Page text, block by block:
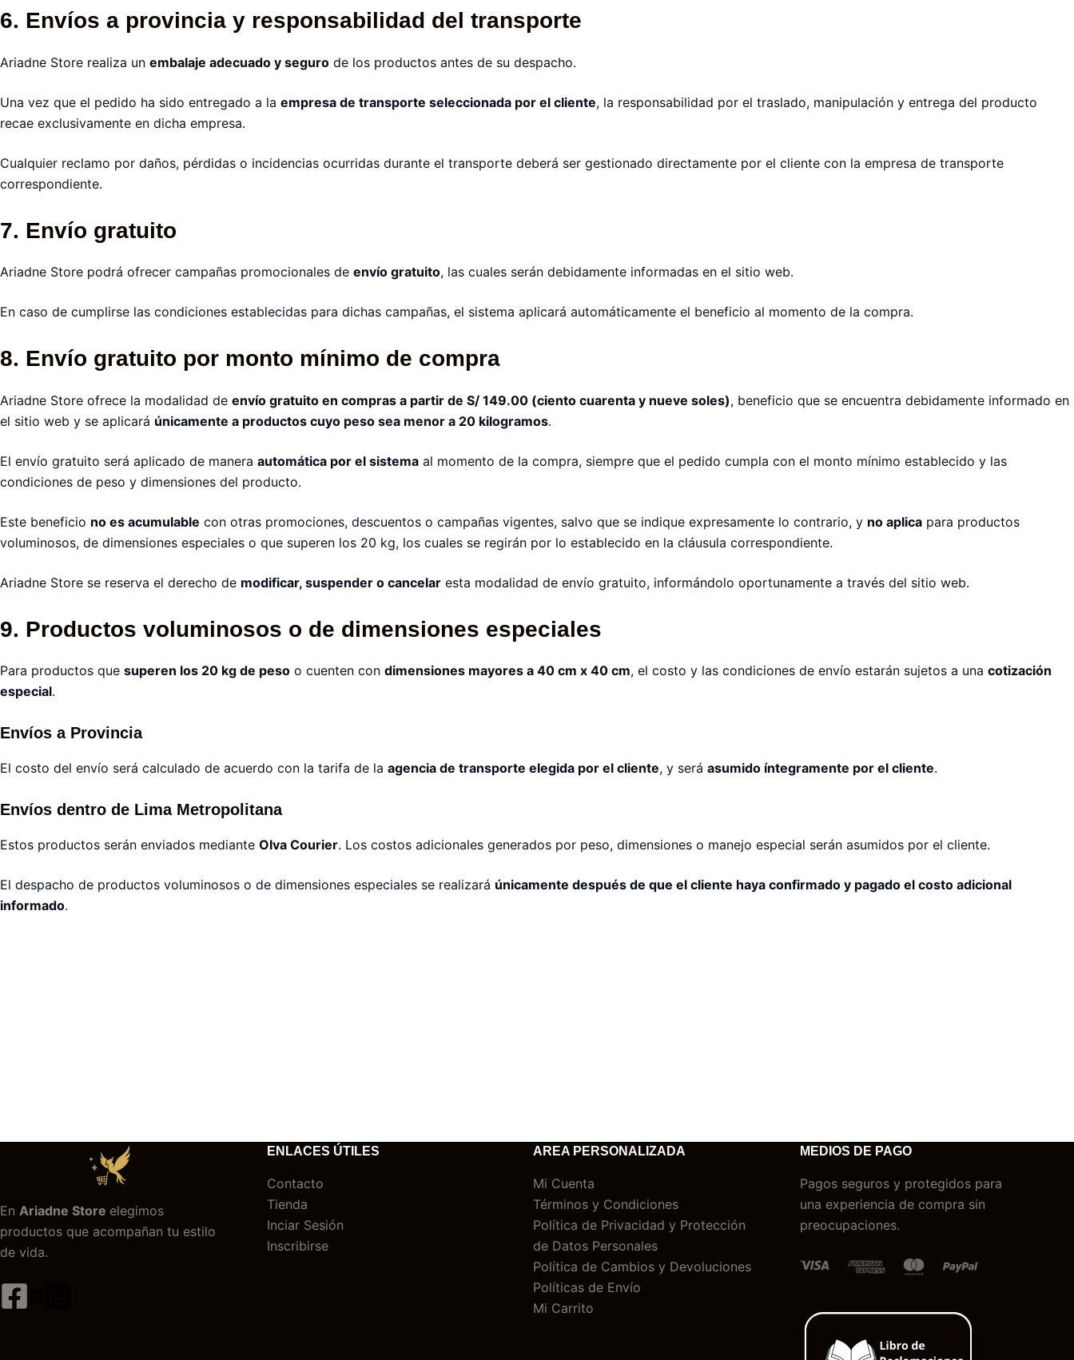
6. Envíos a provincia y responsabilidad del transporte
Ariadne Store realiza un embalaje adecuado y seguro de los productos antes de su despacho.
Una vez que el pedido ha sido entregado a la empresa de transporte seleccionada por el cliente, la responsabilidad por el traslado, manipulación y entrega del producto
recae exclusivamente en dicha empresa.
Cualquier reclamo por daños, pérdidas o incidencias ocurridas durante el transporte deberá ser gestionado directamente por el cliente con la empresa de transporte
correspondiente.
7. Envío gratuito
Ariadne Store podrá ofrecer campañas promocionales de envío gratuito, las cuales serán debidamente informadas en el sitio web.
En caso de cumplirse las condiciones establecidas para dichas campañas, el sistema aplicará automáticamente el beneficio al momento de la compra.
8. Envío gratuito por monto mínimo de compra
Ariadne Store ofrece la modalidad de envío gratuito en compras a partir de S/ 149.00 (ciento cuarenta y nueve soles), beneficio que se encuentra debidamente informado en
el sitio web y se aplicará únicamente a productos cuyo peso sea menor a 20 kilogramos.
El envío gratuito será aplicado de manera automática por el sistema al momento de la compra, siempre que el pedido cumpla con el monto mínimo establecido y las
condiciones de peso y dimensiones del producto.
Este beneficio no es acumulable con otras promociones, descuentos o campañas vigentes, salvo que se indique expresamente lo contrario, y no aplica para productos
voluminosos, de dimensiones especiales o que superen los 20 kg, los cuales se regirán por lo establecido en la cláusula correspondiente.
Ariadne Store se reserva el derecho de modificar, suspender o cancelar esta modalidad de envío gratuito, informándolo oportunamente a través del sitio web.
9. Productos voluminosos o de dimensiones especiales
Para productos que superen los 20 kg de peso o cuenten con dimensiones mayores a 40 cm x 40 cm, el costo y las condiciones de envío estarán sujetos a una cotización
especial.
Envíos a Provincia
El costo del envío será calculado de acuerdo con la tarifa de la agencia de transporte elegida por el cliente, y será asumido íntegramente por el cliente.
Envíos dentro de Lima Metropolitana
Estos productos serán enviados mediante Olva Courier. Los costos adicionales generados por peso, dimensiones o manejo especial serán asumidos por el cliente.
El despacho de productos voluminosos o de dimensiones especiales se realizará únicamente después de que el cliente haya confirmado y pagado el costo adicional
informado.
En Ariadne Store elegimos
productos que acompañan tu estilo
de vida.
ENLACES ÚTILES
Contacto
Tienda
Inciar Sesión
Inscribirse
AREA PERSONALIZADA
Mi Cuenta
Términos y Condiciones
Política de Privacidad y Protección
de Datos Personales
Política de Cambios y Devoluciones
Políticas de Envío
Mi Carrito
MEDIOS DE PAGO
Pagos seguros y protegidos para
una experiencia de compra sin
preocupaciones.